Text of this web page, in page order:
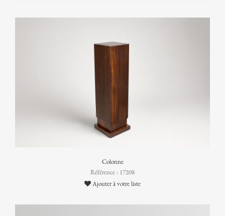
Colonne
Référence : 17208
Ajouter à votre liste